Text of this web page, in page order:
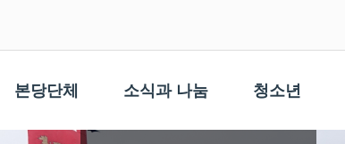
본당단체 소식과 나눔 청소년